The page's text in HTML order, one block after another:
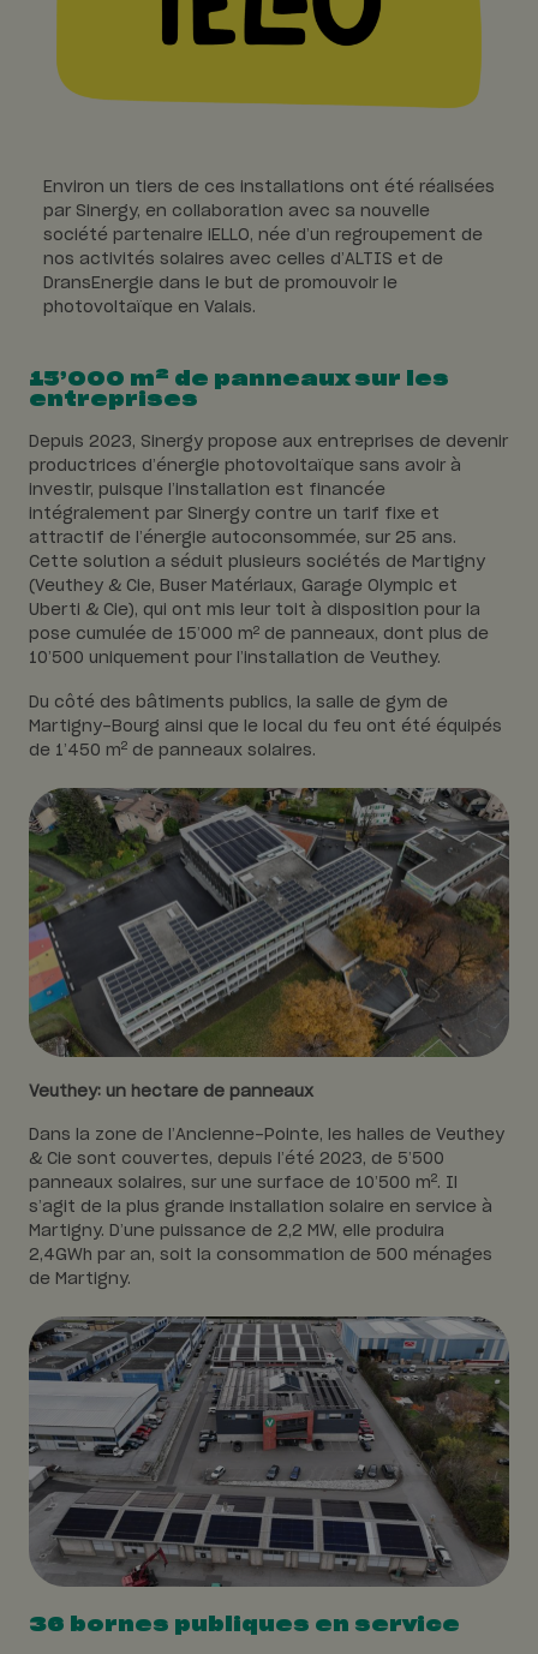
Environ un tiers de ces installations ont été réalisées
par Sinergy, en collaboration avec sa nouvelle
société partenaire iELLO, née d’un regroupement de
nos activités solaires avec celles d’ALTIS et de
DransEnergie dans le but de promouvoir le
photovoltaïque en Valais.
15’000 m2 de panneaux sur les
entreprises
Depuis 2023, Sinergy propose aux entreprises de devenir
productrices d’énergie photovoltaïque sans avoir à
investir, puisque l’installation est financée
intégralement par Sinergy contre un tarif fixe et
attractif de l’énergie autoconsommée, sur 25 ans.
Cette solution a séduit plusieurs sociétés de Martigny
(Veuthey & Cie, Buser Matériaux, Garage Olympic et
Uberti & Cie), qui ont mis leur toit à disposition pour la
pose cumulée de 15’000 m2 de panneaux, dont plus de
10’500 uniquement pour l’installation de Veuthey.
Du côté des bâtiments publics, la salle de gym de
Martigny-Bourg ainsi que le local du feu ont été équipés
de 1’450 m2 de panneaux solaires.
Veuthey: un hectare de panneaux
Dans la zone de l’Ancienne-Pointe, les halles de Veuthey
& Cie sont couvertes, depuis l’été 2023, de 5’500
panneaux solaires, sur une surface de 10’500 m2. Il
s’agit de la plus grande installation solaire en service à
Martigny. D’une puissance de 2,2 MW, elle produira
2,4GWh par an, soit la consommation de 500 ménages
de Martigny.
36 bornes publiques en service